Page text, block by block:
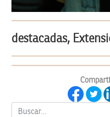
destacadas,